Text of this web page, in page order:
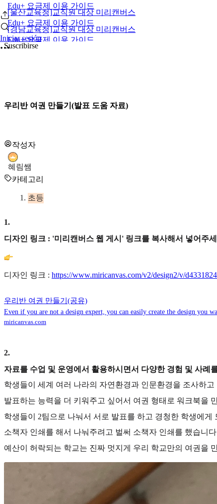
Iniciar sesión
Edu+ 요금제 이용 가이드
[울산교육청]교직원 대상 미리캔버스
Edu+ 요금제 이용 가이드
[경남교육청]교직원 대상 미리캔버스
Edu+ 요금제 이용 가이드
Suscribirse
우리반 여권 만들기(발표 도움 자료)
작성자
혜림쌤
카테고리
초등
1.
디자인 링크 : '미리캔버스 웹 게시' 링크를 복사해서 넣어주
디자인 링크 : https://www.miricanvas.com/v2/design2/v/
우리반 여권 만들기(공유)
Even if you are not a design expert, you can easily create the design you
miricanvas.com
2.
자료를 수업 및 운영에서 활용하시면서 다양한 경험 및 사례
학생들이 세계 여러 나라의 자연환경과 인문환경을 조사하
발표하는 능력을 더 키워주고 싶어서 여권 형태로 워크북을
학생들이 2팀으로 나눠서 서로 발표를 하고 경청한 학생에
소책자 인쇄를 해서 나눠주려고 벌써 소책자 인쇄를 했습니다
예산이 허락되는 학교는 진짜 멋지게 우리 학교만의 여권을